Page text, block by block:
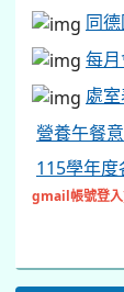
同
每
處
營養午餐
115學年
gmail帳號登